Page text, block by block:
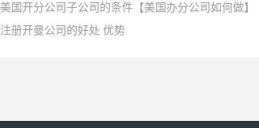
美国开分公司子公司的条件【美国办分公司如何做】
注册开曼公司的好处 优势